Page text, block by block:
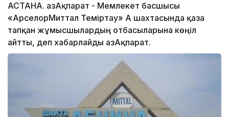
АСТАНА. ҚазАқпарат - Мемлекет басшысы
«АрселорМиттал Теміртау» АҚ шахтасында қаза
тапқан жұмысшылардың отбасыларына көңіл
айтты, деп хабарлайды ҚазАқпарат.